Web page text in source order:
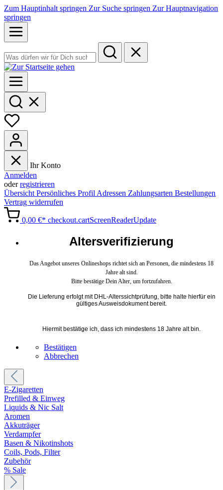
Zum Hauptinhalt springen Zur Suche springen Zur Hauptnavigation
springen
Ihr Konto
Anmelden
oderregistrieren
Übersicht Persönliches Profil Adressen Zahlungsarten Bestellungen
Vertrag widerrufen
0,00 €* checkout.cartScreenReaderUpdate
Altersverifizierung
Das Angebot unseres Onlineshops richtet sich an Personen, die mindestens 18
Jahre alt sind.
Bitte bestätige Dein Alter, um fortzufahren.
Die Lieferung erfolgt mit DHL-Alterssichtprüfung, bitte halte hierfür ein
gültiges Ausweisdokument bereit.
Hiermit bestätige ich, dass ich mindestens 18 Jahre alt bin.
Bestätigen
Abbrechen
E-Zigaretten
Prefilled & Einweg
Liquids & Nic Salt
Aromen
Akkuträger
Verdampfer
Basen & Nikotinshots
Coils, Pods, Filter
Zubehör
% Sale